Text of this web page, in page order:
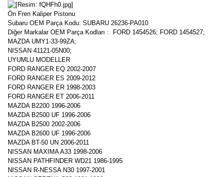
Ön Fren Kaliper Pistonu
Subaru OEM Parça Kodu: SUBARU 26236-PA010
Diğer Markalar OEM Parça Kodları : FORD 1454526; FORD 1454527;
MAZDA UMY1-33-99ZA;
NISSAN 41121-05N00;
UYUMLU MODELLER
FORD RANGER EQ 2002-2007
FORD RANGER ES 2009-2012
FORD RANGER ER 1998-2003
FORD RANGER ET 2006-2011
MAZDA B2200 1996-2006
MAZDA B2500 UF 1996-2006
MAZDA B2500 2002-2006
MAZDA B2600 UF 1996-2006
MAZDA BT-50 UN 2006-2011
NISSAN MAXIMA A33 1998-2006
NISSAN PATHFINDER WD21 1986-1995
NISSAN R-NESSA N30 1997-2001